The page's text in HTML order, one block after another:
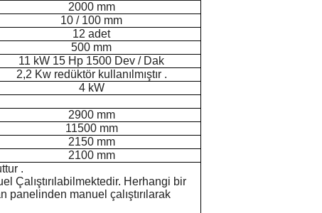
2000 mm
10 / 100 mm
12 adet
500 mm
11 kW 15 Hp 1500 Dev / Dak
2,2 Kw redüktör kullanılmıştır .
4 kW
2900 mm
11500 mm
2150 mm
2100 mm
.
Çalıştırılabilmektedir. Herhangi bir
panelinden manuel çalıştırılarak